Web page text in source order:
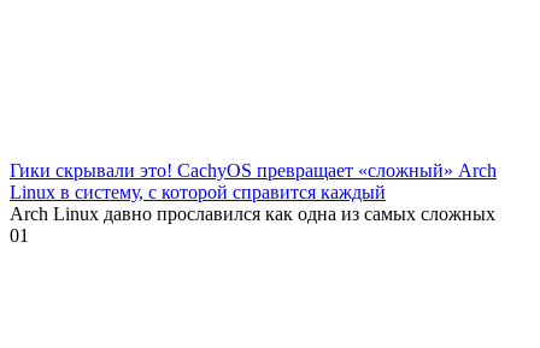
Гики скрывали это! CachyOS превращает «сложный» Arch
Linux в систему, с которой справится каждый
Arch Linux давно прославился как одна из самых сложных
01